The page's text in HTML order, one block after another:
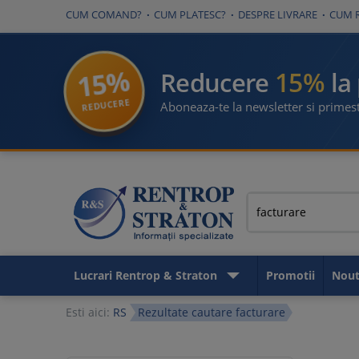
CUM COMAND? CUM PLATESC? DESPRE LIVRARE CUM
15%
REDUCERE
Reducere 15%
Aboneaza-te la newsletter si
Lucrari Rentrop & Straton Promotii
Esti aici: RS Rezultate cautare facturare